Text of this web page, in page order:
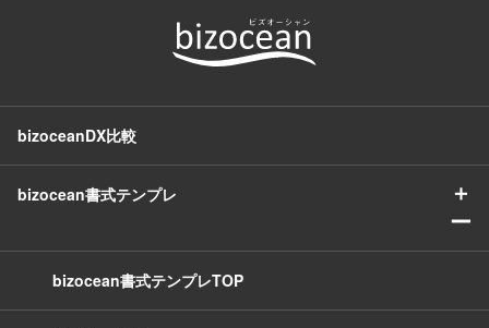
bizoceanDX比較
bizocean書式テンプレ
＋
ー
bizocean書式テンプレTOP